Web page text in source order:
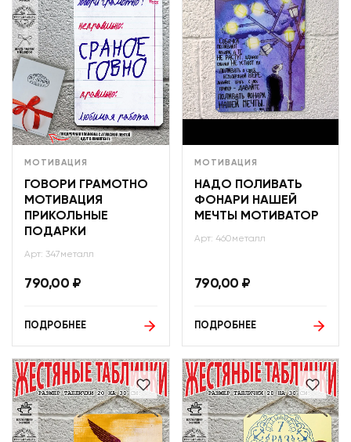
МОТИВАЦИЯ
ГОВОРИ ГРАМОТНО
МОТИВАЦИЯ
ПРИКОЛЬНЫЕ
ПОДАРКИ
Арт: 347металл
790,00 ₽
ПОДРОБНЕЕ
МОТИВАЦИЯ
НАДО ПОЛИВАТЬ
ФОНАРИ НАШЕЙ
МЕЧТЫ МОТИВАТОР
Арт: 460металл
790,00 ₽
ПОДРОБНЕЕ